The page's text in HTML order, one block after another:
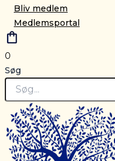
Bliv medlem
Medlemsportal
0
Søg